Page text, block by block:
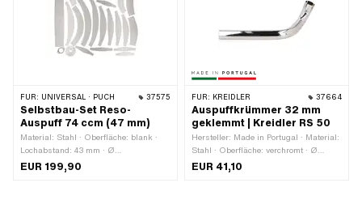
FÜR: UNIVERSAL · PUCH 37575
Selbstbau-Set Reso-
Auspuff 74 ccm (47 mm)
Material: Stahl · Oberfläche: blank ·
Lochabstand: 43 mm · Ø
Befestigungsloch: 7 mm
EUR 199,90
FÜR: KREIDLER 37664
Auspuffkrümmer 32 mm
geklemmt | Kreidler RS 50
Hersteller: Made in Portugal · Material:
Stahl · Oberfläche: verchromt · Ø
innen: 30 mm · Ø aussen: 32 mm ·
Gesamtlänge: 300 mm · Farbe: Chrom
EUR 41,10